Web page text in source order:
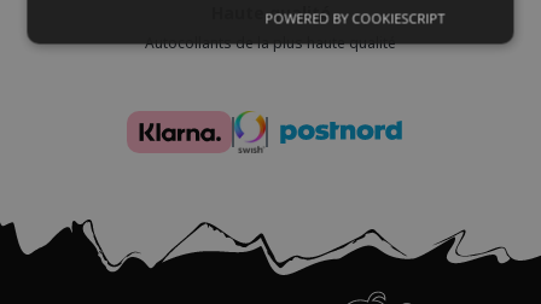
Haute qualité
Autocollants de la plus haute qualité
POWERED BY COOKIESCRIPT